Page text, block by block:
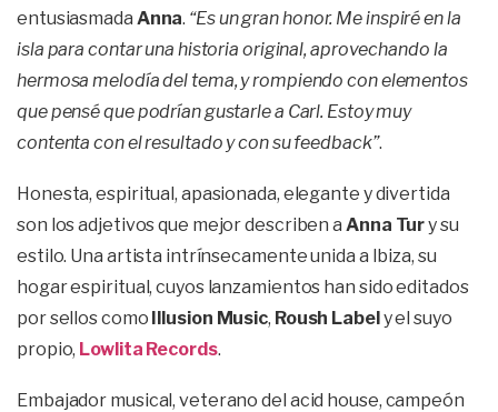
entusiasmada Anna. “Es un gran honor. Me inspiré en la
isla para contar una historia original, aprovechando la
hermosa melodía del tema, y rompiendo con elementos
que pensé que podrían gustarle a Carl. Estoy muy
contenta con el resultado y con su feedback”.
Honesta, espiritual, apasionada, elegante y divertida
son los adjetivos que mejor describen a Anna Tury su
estilo. Una artista intrínsecamente unida a Ibiza, su
hogar espiritual, cuyos lanzamientos han sido editados
por sellos como Illusion Music, Roush Labely el suyo
propio, Lowlita Records.
Embajador musical, veterano del acid house, campeón